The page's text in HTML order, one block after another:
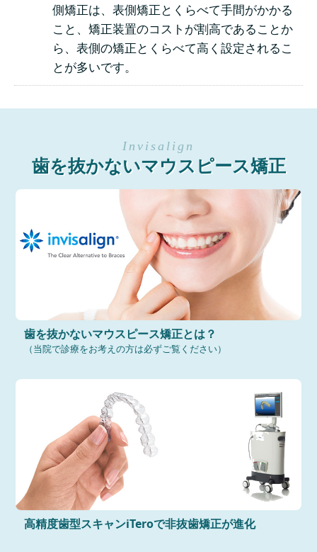
側矯正は、表側矯正とくらべて手間がかかる
こと、矯正装置のコストが割高であることか
ら、表側の矯正とくらべて高く設定されるこ
とが多いです。
歯を抜かないマウスピース矯正
歯を抜かないマウスピース矯正とは？
（当院で診療をお考えの方は必ずご覧ください）
高精度歯型スキャンiTeroで非抜歯矯正が進化